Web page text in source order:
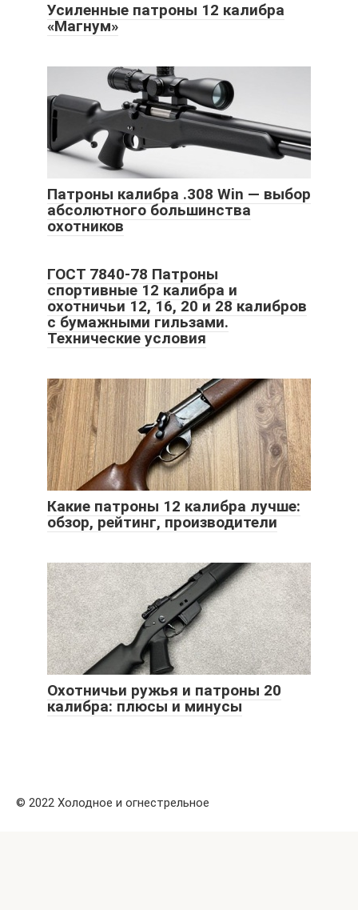
Усиленные патроны 12 калибра
«Магнум»
Патроны калибра .308 Win — выбор
абсолютного большинства
охотников
ГОСТ 7840-78 Патроны
спортивные 12 калибра и
охотничьи 12, 16, 20 и 28 калибров
с бумажными гильзами.
Технические условия
Какие патроны 12 калибра лучше:
обзор, рейтинг, производители
Охотничьи ружья и патроны 20
калибра: плюсы и минусы
© 2022 Холодное и огнестрельное